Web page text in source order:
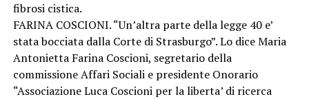
fibrosi cistica.
FARINA COSCIONI. “Un’altra parte della legge 40 e’
stata bocciata dalla Corte di Strasburgo”. Lo dice Maria
Antonietta Farina Coscioni, segretario della
commissione Affari Sociali e presidente Onorario
“Associazione Luca Coscioni per la liberta’ di ricerca